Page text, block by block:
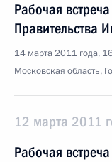
Рабочая
Правительства
14 марта 2011 года,
Московская область,
12 марта 2011
Рабочая